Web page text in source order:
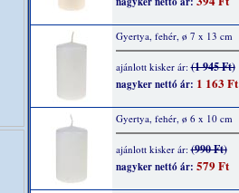
Gyertya, fehér, ø 7 x 13 cm
ajánlott kisker ár:(1 945 Ft)
nagyker nettó ár: 1 163 Ft
Gyertya, fehér, ø 6 x 10 cm
ajánlott kisker ár:(990 Ft)
nagyker nettó ár: 579 Ft